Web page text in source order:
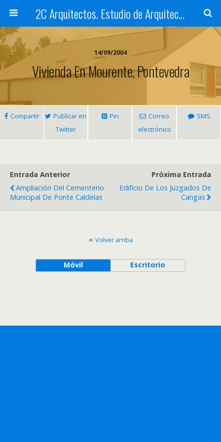
2C Arquitectos. Estudio de Arquitectura en Santiago de Compostela
14/09/2004
Vivienda En Mourente, Pontevedra
Compartir
Publicar en
Twitter
Pin
Correo
electrónico
SMS
Entrada Anterior
Ampliación Del Cementerio
Municipal De Ponte Caldelas
Próxima Entrada
Edificio De Los Juzgados De
Cangas
Volver arriba
Móvil Escritorio